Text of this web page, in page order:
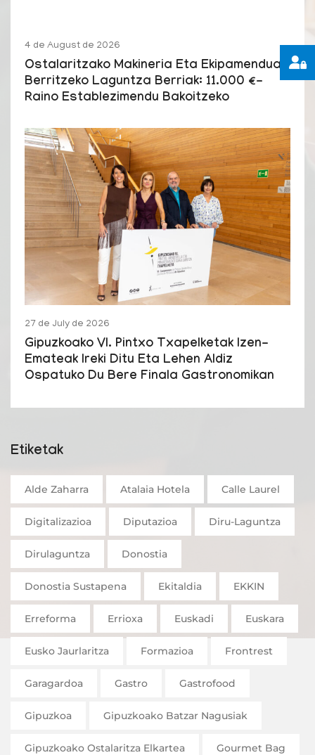
4 de August de 2026
Ostalaritzako Makineria Eta Ekipamendua
Berritzeko Laguntza Berriak: 11.000 €-
Raino Establezimendu Bakoitzeko
27 de July de 2026
Gipuzkoako VI. Pintxo Txapelketak Izen-
Emateak Ireki Ditu Eta Lehen Aldiz
Ospatuko Du Bere Finala Gastronomikan
Etiketak
Alde Zaharra Atalaia Hotela Calle Laurel
Digitalizazioa Diputazioa Diru-Laguntza
Dirulaguntza Donostia
Donostia Sustapena Ekitaldia EKKIN
Erreforma Errioxa Euskadi Euskara
Eusko Jaurlaritza Formazioa Frontrest
Garagardoa Gastro Gastrofood
Gipuzkoa Gipuzkoako Batzar Nagusiak
Gipuzkoako Ostalaritza Elkartea Gourmet Bag